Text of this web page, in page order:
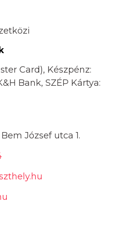
Card), Készpénz:
Bank, SZÉP Kártya:
József utca 1.